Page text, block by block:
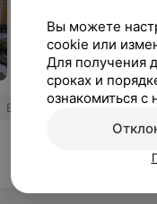
Еще
Вы можете
cookie или
Для получения
сроках и
ознакомиться с